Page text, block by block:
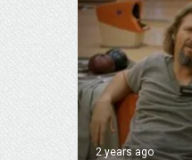
2 years ago